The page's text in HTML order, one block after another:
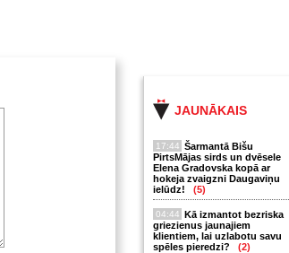
JAUNĀKAIS
17:44 Šarmantā Bišu
PirtsMājas sirds un dvēsele
Elena Gradovska kopā ar
hokeja zvaigzni Daugaviņu
ielūdz!
(5)
04:44 Kā izmantot bezriska
griezienus jaunajiem
klientiem, lai uzlabotu savu
spēles pieredzi?
(2)